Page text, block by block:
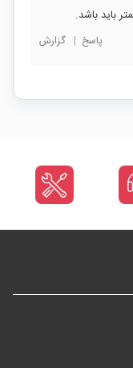
باید باشد.
پاسخ | گزارش